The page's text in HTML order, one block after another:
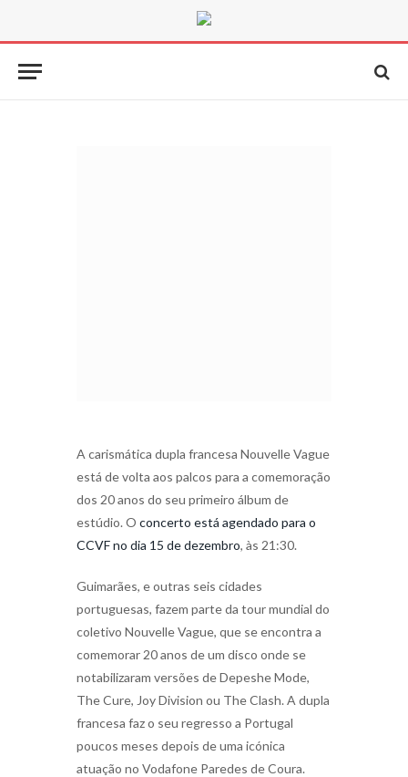
A carismática dupla francesa Nouvelle Vague
está de volta aos palcos para a comemoração
dos 20 anos do seu primeiro álbum de
estúdio. O concerto está agendado para o
CCVF no dia 15 de dezembro, às 21:30.
Guimarães, e outras seis cidades
portuguesas, fazem parte da tour mundial do
coletivo Nouvelle Vague, que se encontra a
comemorar 20 anos de um disco onde se
notabilizaram versões de Depeshe Mode,
The Cure, Joy Division ou The Clash. A dupla
francesa faz o seu regresso a Portugal
poucos meses depois de uma icónica
atuação no Vodafone Paredes de Coura.